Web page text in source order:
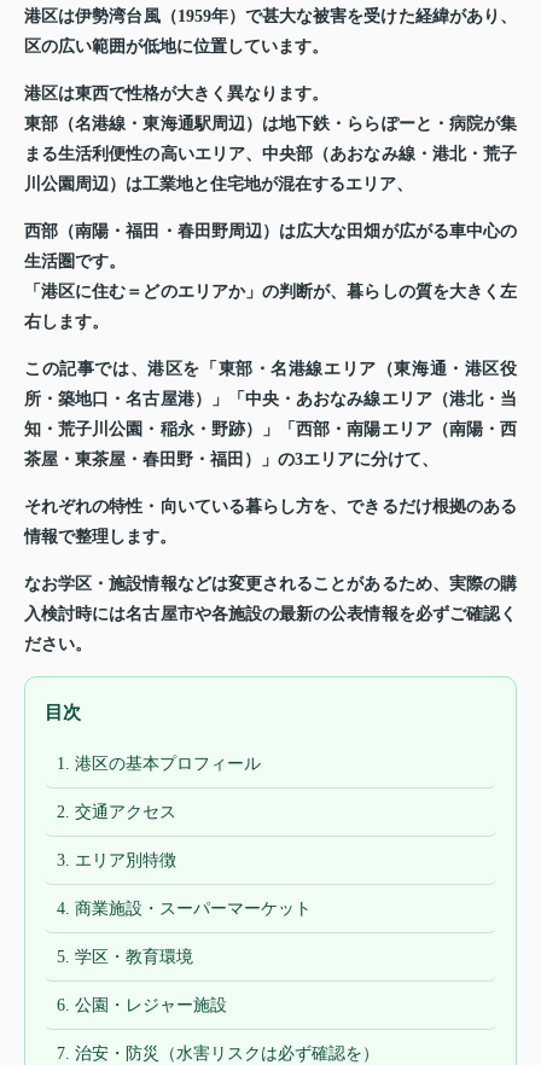
港区は伊勢湾台風（1959年）で甚大な被害を受けた経緯があり、
区の広い範囲が低地に位置しています。
港区は東西で性格が大きく異なります。
東部（名港線・東海通駅周辺）は地下鉄・ららぽーと・病院が集
まる生活利便性の高いエリア、中央部（あおなみ線・港北・荒子
川公園周辺）は工業地と住宅地が混在するエリア、
西部（南陽・福田・春田野周辺）は広大な田畑が広がる車中心の
生活圏です。
「港区に住む＝どのエリアか」の判断が、暮らしの質を大きく左
右します。
この記事では、港区を「東部・名港線エリア（東海通・港区役
所・築地口・名古屋港）」「中央・あおなみ線エリア（港北・当
知・荒子川公園・稲永・野跡）」「西部・南陽エリア（南陽・西
茶屋・東茶屋・春田野・福田）」の3エリアに分けて、
それぞれの特性・向いている暮らし方を、できるだけ根拠のある
情報で整理します。
なお学区・施設情報などは変更されることがあるため、実際の購
入検討時には名古屋市や各施設の最新の公表情報を必ずご確認く
ださい。
目次
1. 港区の基本プロフィール
2. 交通アクセス
3. エリア別特徴
4. 商業施設・スーパーマーケット
5. 学区・教育環境
6. 公園・レジャー施設
7. 治安・防災（水害リスクは必ず確認を）